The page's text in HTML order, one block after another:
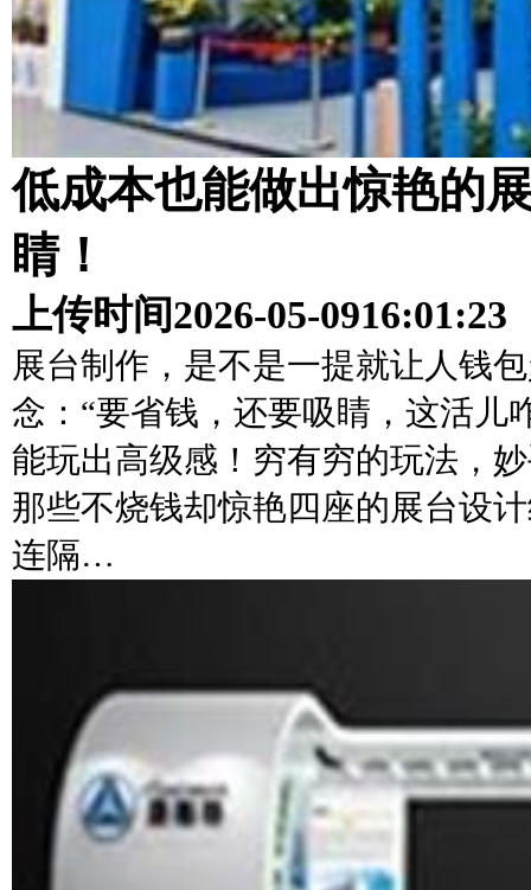
低成本也能做出惊艳的
睛！
上传时间2026-05-0916:01:23
展台制作，是不是一提就让人钱
念：“要省钱，还要吸睛，这活
能玩出高级感！穷有穷的玩法，
那些不烧钱却惊艳四座的展台设
连隔…